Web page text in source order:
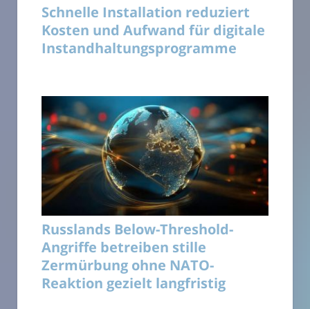
Schnelle Installation reduziert
Kosten und Aufwand für digitale
Instandhaltungsprogramme
Russlands Below-Threshold-
Angriffe betreiben stille
Zermürbung ohne NATO-
Reaktion gezielt langfristig